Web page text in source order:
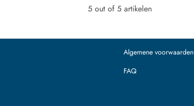
5 out of 5 artikelen
Algemene voorwaarden
FAQ